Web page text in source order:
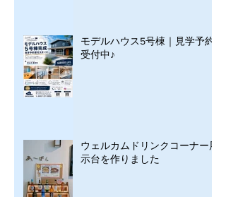
モデルハウス5号棟｜見学予約
受付中♪
ウェルカムドリンクコーナー展
示台を作りました